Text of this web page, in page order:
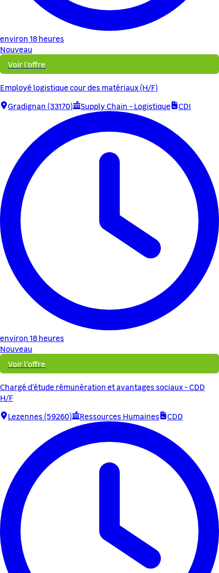
environ 18 heures
Nouveau
Voir l'offre
Employé logistique cour des matériaux (H/F)
Gradignan (33170)
Supply Chain - Logistique CDI
environ 18 heures
Nouveau
Voir l'offre
Chargé d'étude rémunération et avantages sociaux - CDD
H/F
Lezennes (59260)
Ressources Humaines CDD